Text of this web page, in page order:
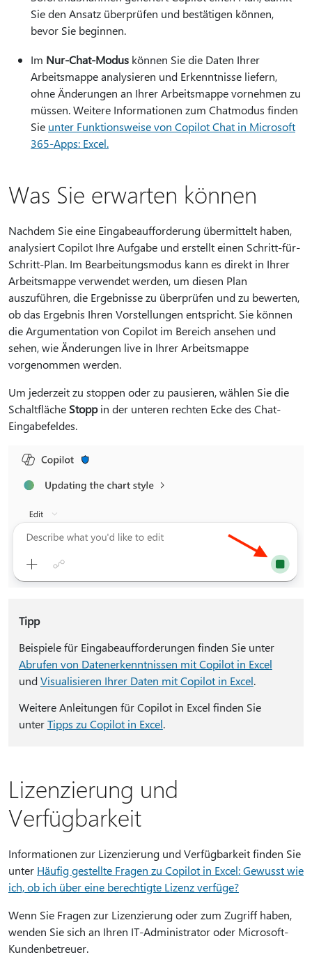
Sie den Ansatz überprüfen und bestätigen können,
bevor Sie beginnen.
Im Nur-Chat-Modus können Sie die Daten Ihrer
Arbeitsmappe analysieren und Erkenntnisse liefern,
ohne Änderungen an Ihrer Arbeitsmappe vornehmen zu
müssen. Weitere Informationen zum Chatmodus finden
Sie unter Funktionsweise von Copilot Chat in Microsoft
365-Apps: Excel.
Was Sie erwarten können
Nachdem Sie eine Eingabeaufforderung übermittelt haben,
analysiert Copilot Ihre Aufgabe und erstellt einen Schritt-für-
Schritt-Plan. Im Bearbeitungsmodus kann es direkt in Ihrer
Arbeitsmappe verwendet werden, um diesen Plan
auszuführen, die Ergebnisse zu überprüfen und zu bewerten,
ob das Ergebnis Ihren Vorstellungen entspricht. Sie können
die Argumentation von Copilot im Bereich ansehen und
sehen, wie Änderungen live in Ihrer Arbeitsmappe
vorgenommen werden.
Um jederzeit zu stoppen oder zu pausieren, wählen Sie die
Schaltfläche Stoppin der unteren rechten Ecke des Chat-
Eingabefeldes.
Tipp
Beispiele für Eingabeaufforderungen finden Sie unter
Abrufen von Datenerkenntnissen mit Copilot in Excel
undVisualisieren Ihrer Daten mit Copilot in Excel.
Weitere Anleitungen für Copilot in Excel finden Sie
unterTipps zu Copilot in Excel.
Lizenzierung und
Verfügbarkeit
Informationen zur Lizenzierung und Verfügbarkeit finden Sie
unter Häufig gestellte Fragen zu Copilot in Excel: Gewusst wie
ich, ob ich über eine berechtigte Lizenz verfüge?
Wenn Sie Fragen zur Lizenzierung oder zum Zugriff haben,
wenden Sie sich an Ihren IT-Administrator oder Microsoft-
Kundenbetreuer.